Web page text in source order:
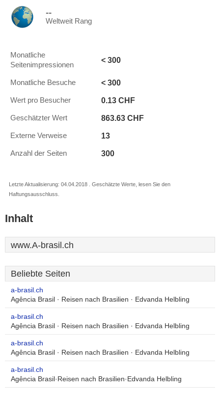
--
Weltweit Rang
Monatliche
Seitenimpressionen
< 300
Monatliche Besuche < 300
Wert pro Besucher 0.13 CHF
Geschätzter Wert 863.63 CHF
Externe Verweise 13
Anzahl der Seiten 300
Letzte Aktualisierung: 04.04.2018 . Geschätzte Werte, lesen Sie den
Haftungsausschluss.
Inhalt
www.A-brasil.ch
Beliebte Seiten
a-brasil.ch
Agência Brasil · Reisen nach Brasilien · Edvanda Helbling
a-brasil.ch
Agência Brasil · Reisen nach Brasilien · Edvanda Helbling
a-brasil.ch
Agência Brasil · Reisen nach Brasilien · Edvanda Helbling
a-brasil.ch
Agência Brasil·Reisen nach Brasilien·Edvanda Helbling